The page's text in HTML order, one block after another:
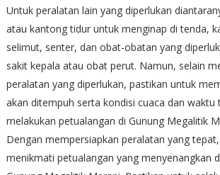
Untuk peralatan lain yang diperlukan
atau kantong tidur untuk menginap di tenda,
selimut, senter, dan obat-obatan yang
sakit kepala atau obat perut. Namun, selain
peralatan yang diperlukan, pastikan untuk
akan ditempuh serta kondisi cuaca dan waktu
melakukan petualangan di Gunung Megalitik
Dengan mempersiapkan peralatan yang
menikmati petualangan yang menyenangkan